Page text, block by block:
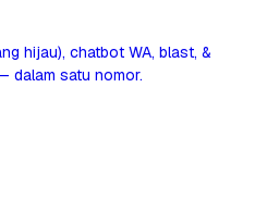
hijau), chatbot WA, blast, &
dalam satu nomor.